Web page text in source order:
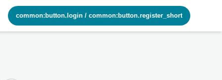
common:button.login / common:button.register_short